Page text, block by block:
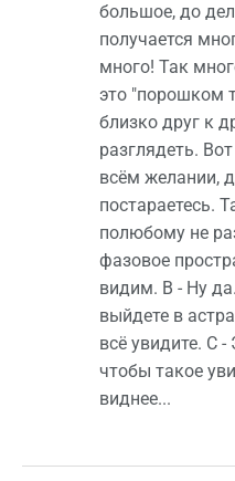
большое, до
получается
много! Так
это "порошком
близко друг к
разглядеть.
всём желании,
постараетесь.
полюбому не
фазовое
видим. В - Ну
выйдете в
всё увидите. С
чтобы такое
виднее...